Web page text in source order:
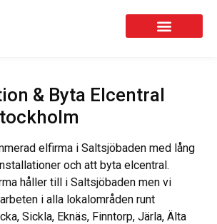
& Byta Elcentral
elfirma i Saltsjöbaden med lång
och att byta elcentral.
håller till i Saltsjöbaden men vi
i alla lokalområden runt
Sickla, Eknäs, Finntorp, Järla, Älta